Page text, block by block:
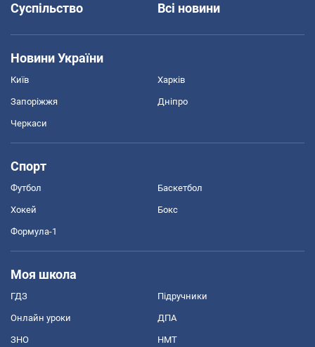
Суспільство
Всі новини
Новини України
Київ Харків
Запоріжжя Дніпро
Черкаси
Спорт
Футбол Баскетбол
Хокей Бокс
Формула-1
Моя школа
ГДЗ Підручники
Онлайн уроки ДПА
ЗНО НМТ